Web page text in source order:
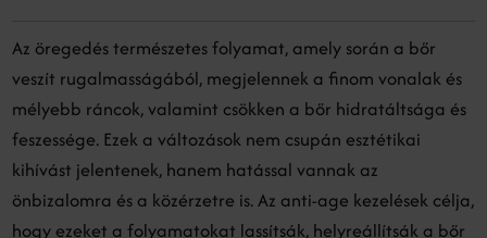
Az öregedés természetes folyamat, amely során a bőr
veszít rugalmasságából, megjelennek a finom vonalak és
mélyebb ráncok, valamint csökken a bőr hidratáltsága és
feszessége. Ezek a változások nem csupán esztétikai
kihívást jelentenek, hanem hatással vannak az
önbizalomra és a közérzetre is. Az anti-age kezelések célja,
hogy ezeket a folyamatokat lassítsák, helyreállítsák a bőr